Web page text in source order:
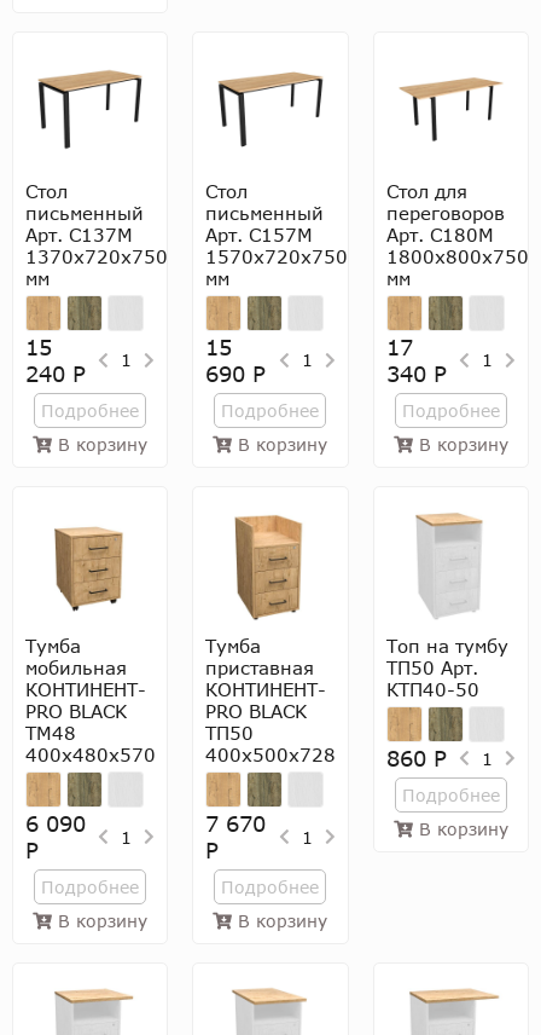
Стол
письменный
Арт. С137М
1370х720х750
мм
15
240 Р
1
Подробнее
В корзину
Стол
письменный
Арт. С157М
1570х720х750
мм
15
690 Р
1
Подробнее
В корзину
Стол для
переговоров
Арт. С180М
1800х800х750
мм
17
340 Р
1
Подробнее
В корзину
Тумба
мобильная
КОНТИНЕНТ-
PRO BLACK
ТМ48
400х480х570
6 090
Р
1
Подробнее
В корзину
Тумба
приставная
КОНТИНЕНТ-
PRO BLACK
ТП50
400х500х728
7 670
Р
1
Подробнее
В корзину
Топ на тумбу
ТП50 Арт.
КТП40-50
860 Р
1
Подробнее
В корзину